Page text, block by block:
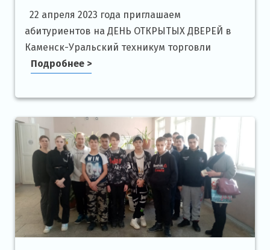
22 апреля 2023 года приглашаем
абитуриентов на ДЕНЬ ОТКРЫТЫХ ДВЕРЕЙ в
Каменск-Уральский техникум торговли
Подробнее >